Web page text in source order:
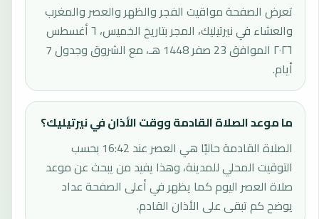
تعرض الصفحة مواقيت الفجر والظهر والعصر والمغرب
والعشاء في نيرتيليك، المجر بتاريخ الخميس، ٦ أغسطس
٢٠٢٦ الموافق 23 صفر 1448 هـ، مع الشروق وجدول 7
أيام.
ما موعد الصلاة القادمة ووقت الأذان في نيرتيليك؟
الصلاة القادمة حاليًا هي العصر عند 16:42 بحسب
التوقيت المحلي للمدينة، وهذا يفيد من يبحث عن موعد
صلاة العصر اليوم كما يظهر في أعلى الصفحة عداد
يوضح كم تبقى على الأذان القادم.